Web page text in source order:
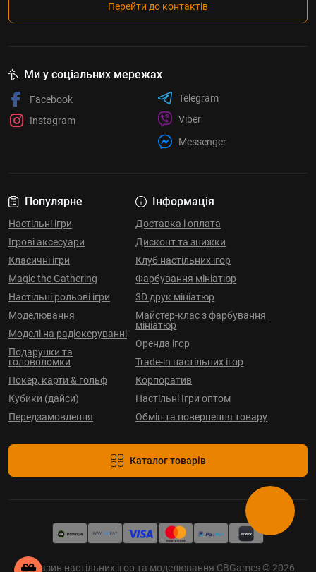
Перейти до контактів
Популярне
Настільні ігри
Ігрові аксесуари
Класичні ігри
Magic the Gathering
Настільні рольові ігри
Моделювання
Моделі на радіокеруванні
Подарунки та
головоломки
Покер, карти & гольф
Кубики (дайси)
Передзамовлення
Інформація
Доставка і оплата
Дисконт та знижки
Клуб настільних ігор
Фарбування мініатюр
3D друк мініатюр
Майстер-клас з фарбування
мініатюр
Оренда ігор
Trade-in настільних ігор
Корпоратив
Настільні Ігри оптом
Обмін та повернення товару
Каталог товарів
Ми у соціальних мережах
Facebook
Instagram
Telegram
Viber
Messenger
Магазин настільних ігор та моделювання CBGames © 2026